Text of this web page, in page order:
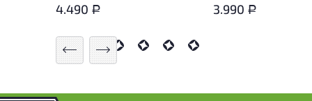
4.490 Р 3.990 Р